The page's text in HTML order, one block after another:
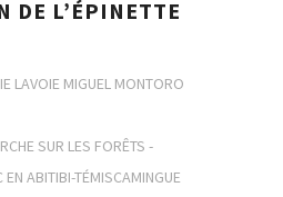
DE L’ÉPINETTE
LAVOIE MIGUEL MONTORO
SUR LES FORÊTS -
EN ABITIBI-TÉMISCAMINGUE